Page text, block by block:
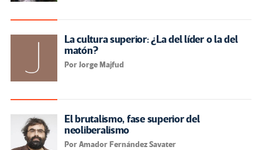
La cultura superior: ¿La del líder o la del
matón?
Por Jorge Majfud
El brutalismo, fase superior del
neoliberalismo
Por Amador Fernández Savater